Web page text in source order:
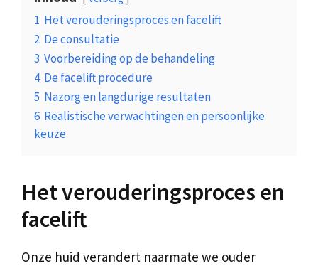
1 Het verouderingsproces en facelift
2 De consultatie
3 Voorbereiding op de behandeling
4 De facelift procedure
5 Nazorg en langdurige resultaten
6 Realistische verwachtingen en persoonlijke
keuze
Het verouderingsproces en
facelift
Onze huid verandert naarmate we ouder